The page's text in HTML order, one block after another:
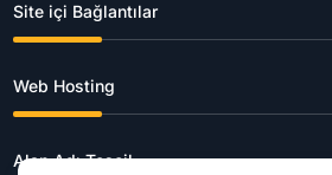
Site içi Bağlantılar
Web Hosting
Alan Adı Tescil